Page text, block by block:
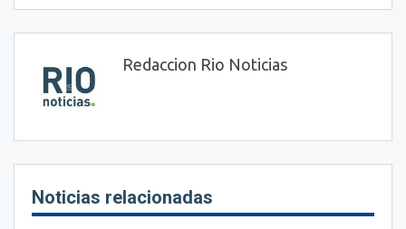
Redaccion Rio Noticias
Noticias relacionadas